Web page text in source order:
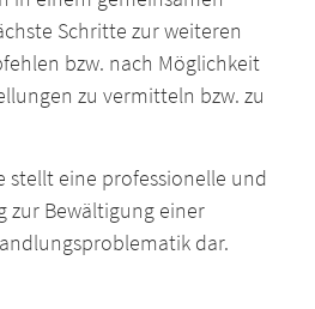
Schritte zur weiteren
bzw. nach Möglichkeit
zu vermitteln bzw. zu
stellt eine professionelle und
zur Bewältigung einer
dar.